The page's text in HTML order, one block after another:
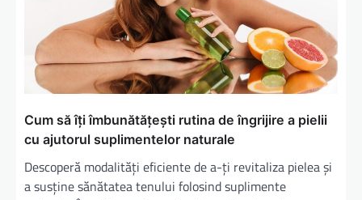
Cum să îți îmbunătățești rutina de îngrijire a pielii
cu ajutorul suplimentelor naturale
Descoperă modalități eficiente de a-ți revitaliza pielea și
a susține sănătatea tenului folosind suplimente